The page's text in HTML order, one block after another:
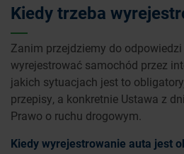
Kiedy trzeba
Zanim przejdziemy do
wyrejestrować samochód przez
jakich sytuacjach jest to
przepisy, a konkretnie Ustawa z
Prawo o ruchu drogowym.
Kiedy wyrejestrowanie auta jest